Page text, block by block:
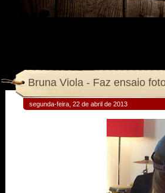
Bruna Viola - Faz ensaio
segunda-feira, 22 de abril de 2013